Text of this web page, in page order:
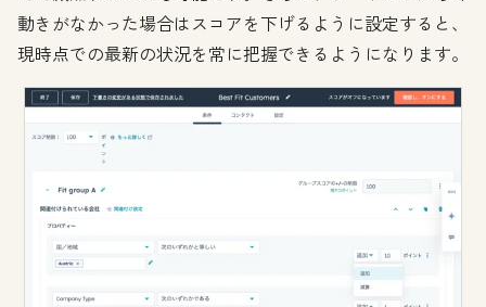
動きがなかった場合はスコアを下げるように設定すると、
現時点での最新の状況を常に把握できるようになります。